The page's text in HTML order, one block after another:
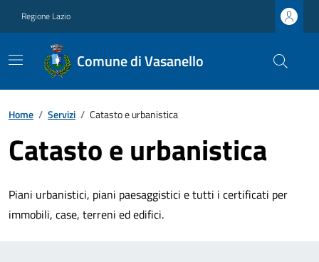
Regione Lazio
Comune di Vasanello
Home / Servizi / Catasto e urbanistica
Catasto e urbanistica
Piani urbanistici, piani paesaggistici e tutti i certificati per
immobili, case, terreni ed edifici.